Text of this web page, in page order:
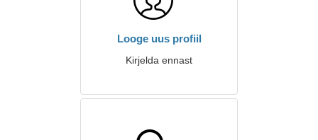
Looge uus profiil
Kirjelda ennast